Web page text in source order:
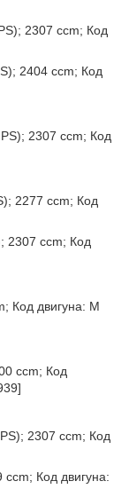
2307 ccm; Код
2404 ccm; Код
2307 ccm; Код
2277 ccm; Код
2307 ccm; Код
Код двигуна: M
ccm; Код
2307 ccm; Код
Код двигуна: